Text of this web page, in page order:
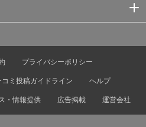
プライバシーポリシー
コミ投稿ガイドライン
ヘルプ
・情報提供 広告掲載 運営会社